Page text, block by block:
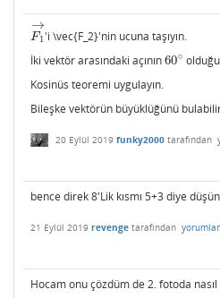
F1
→
F1→'i \vec{F_2}'nin ucuna taşıyın.
İki vektör arasındaki açının60∘
60∘
Kosinüs teoremi uygulayın.
Bileşke vektörün büyüklüğünü
20 Eylül 2019 funky2000 tarafından
bence direk 8'Lik kısmı 5+3 diye
21 Eylül 2019 revenge tarafından
Hocam onu çözdüm de 2. fotoda